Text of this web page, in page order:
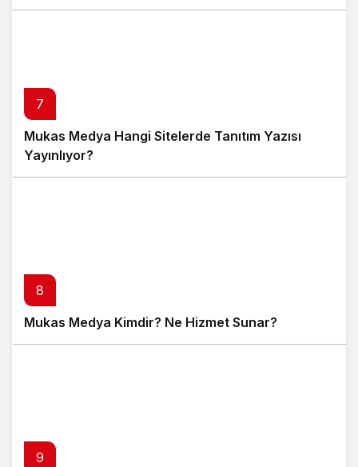
7
Mukas Medya Hangi Sitelerde Tanıtım Yazısı
Yayınlıyor?
8
Mukas Medya Kimdir? Ne Hizmet Sunar?
9